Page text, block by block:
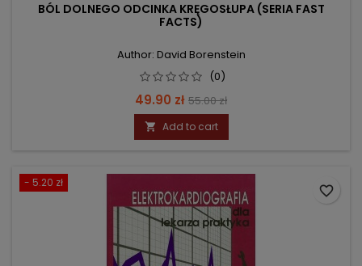
BÓL DOLNEGO ODCINKA KRĘGOSŁUPA (SERIA FAST
FACTS)
Author: David Borenstein
(0)
Price
49.90 zł Regular
price
55.00 zł
 Add to cart
- 5.20 zł
favorite_border